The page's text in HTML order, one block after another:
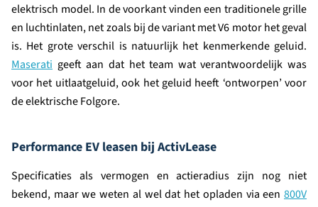
elektrisch model. In de voorkant vinden een traditionele grille
en luchtinlaten, net zoals bij de variant met V6 motor het geval
is. Het grote verschil is natuurlijk het kenmerkende geluid.
Maserati geeft aan dat het team wat verantwoordelijk was
voor het uitlaatgeluid, ook het geluid heeft ‘ontworpen’ voor
de elektrische Folgore.
Performance EV leasen bij ActivLease
Specificaties als vermogen en actieradius zijn nog niet
bekend, maar we weten al wel dat het opladen via een 800V